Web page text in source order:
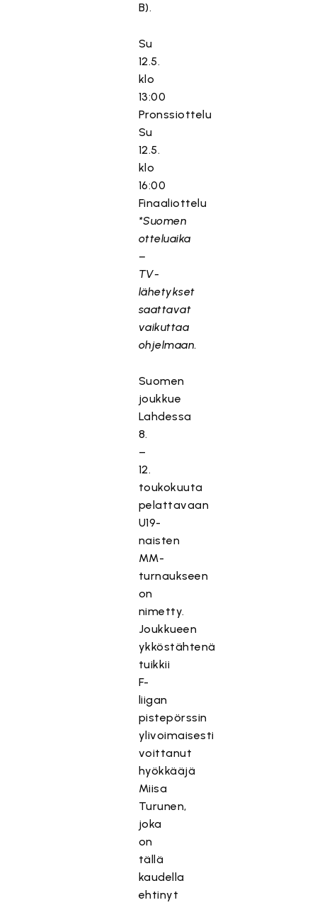
B).
Su
12.5.
klo
13:00
Pronssiottelu
Su
12.5.
klo
16:00
Finaaliottelu
*Suomen
otteluaika
–
TV-
lähetykset
saattavat
vaikuttaa
ohjelmaan.
Suomen
joukkue
Lahdessa
8.
–
12.
toukokuuta
pelattavaan
U19-
naisten
MM-
turnaukseen
on
nimetty.
Joukkueen
ykköstähtenä
tuikkii
F-
liigan
pistepörssin
ylivoimaisesti
voittanut
hyökkääjä
Miisa
Turunen,
joka
on
tällä
kaudella
ehtinyt